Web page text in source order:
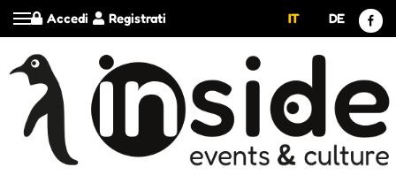
Registrati
Accedi IT DE